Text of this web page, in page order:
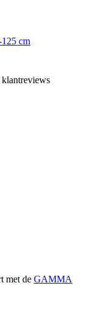
cm
klantreviews
met de GAMMA